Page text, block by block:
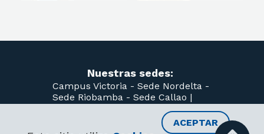
ACEPTAR
Nuestras sedes:
Campus Victoria - Sede Nordelta -
Sede Riobamba - Sede Callao |
CONOCELAS